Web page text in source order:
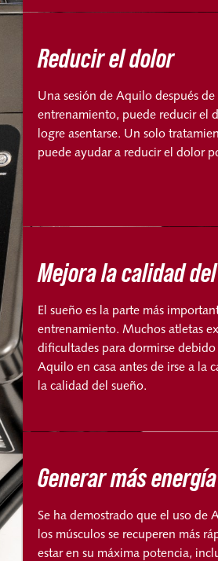
Reducir el dolor
Una sesión de Aquilo después de
entrenamiento, puede reducir el
logre asentarse. Un solo
puede ayudar a reducir el dolor
Mejora la calidad
El sueño es la parte más
entrenamiento. Muchos atletas
dificultades para dormirse
Aquilo en casa antes de irse a la
la calidad del sueño.
Generar más energía
Se ha demostrado que el uso de
los músculos se recuperen más
estar en su máxima potencia,